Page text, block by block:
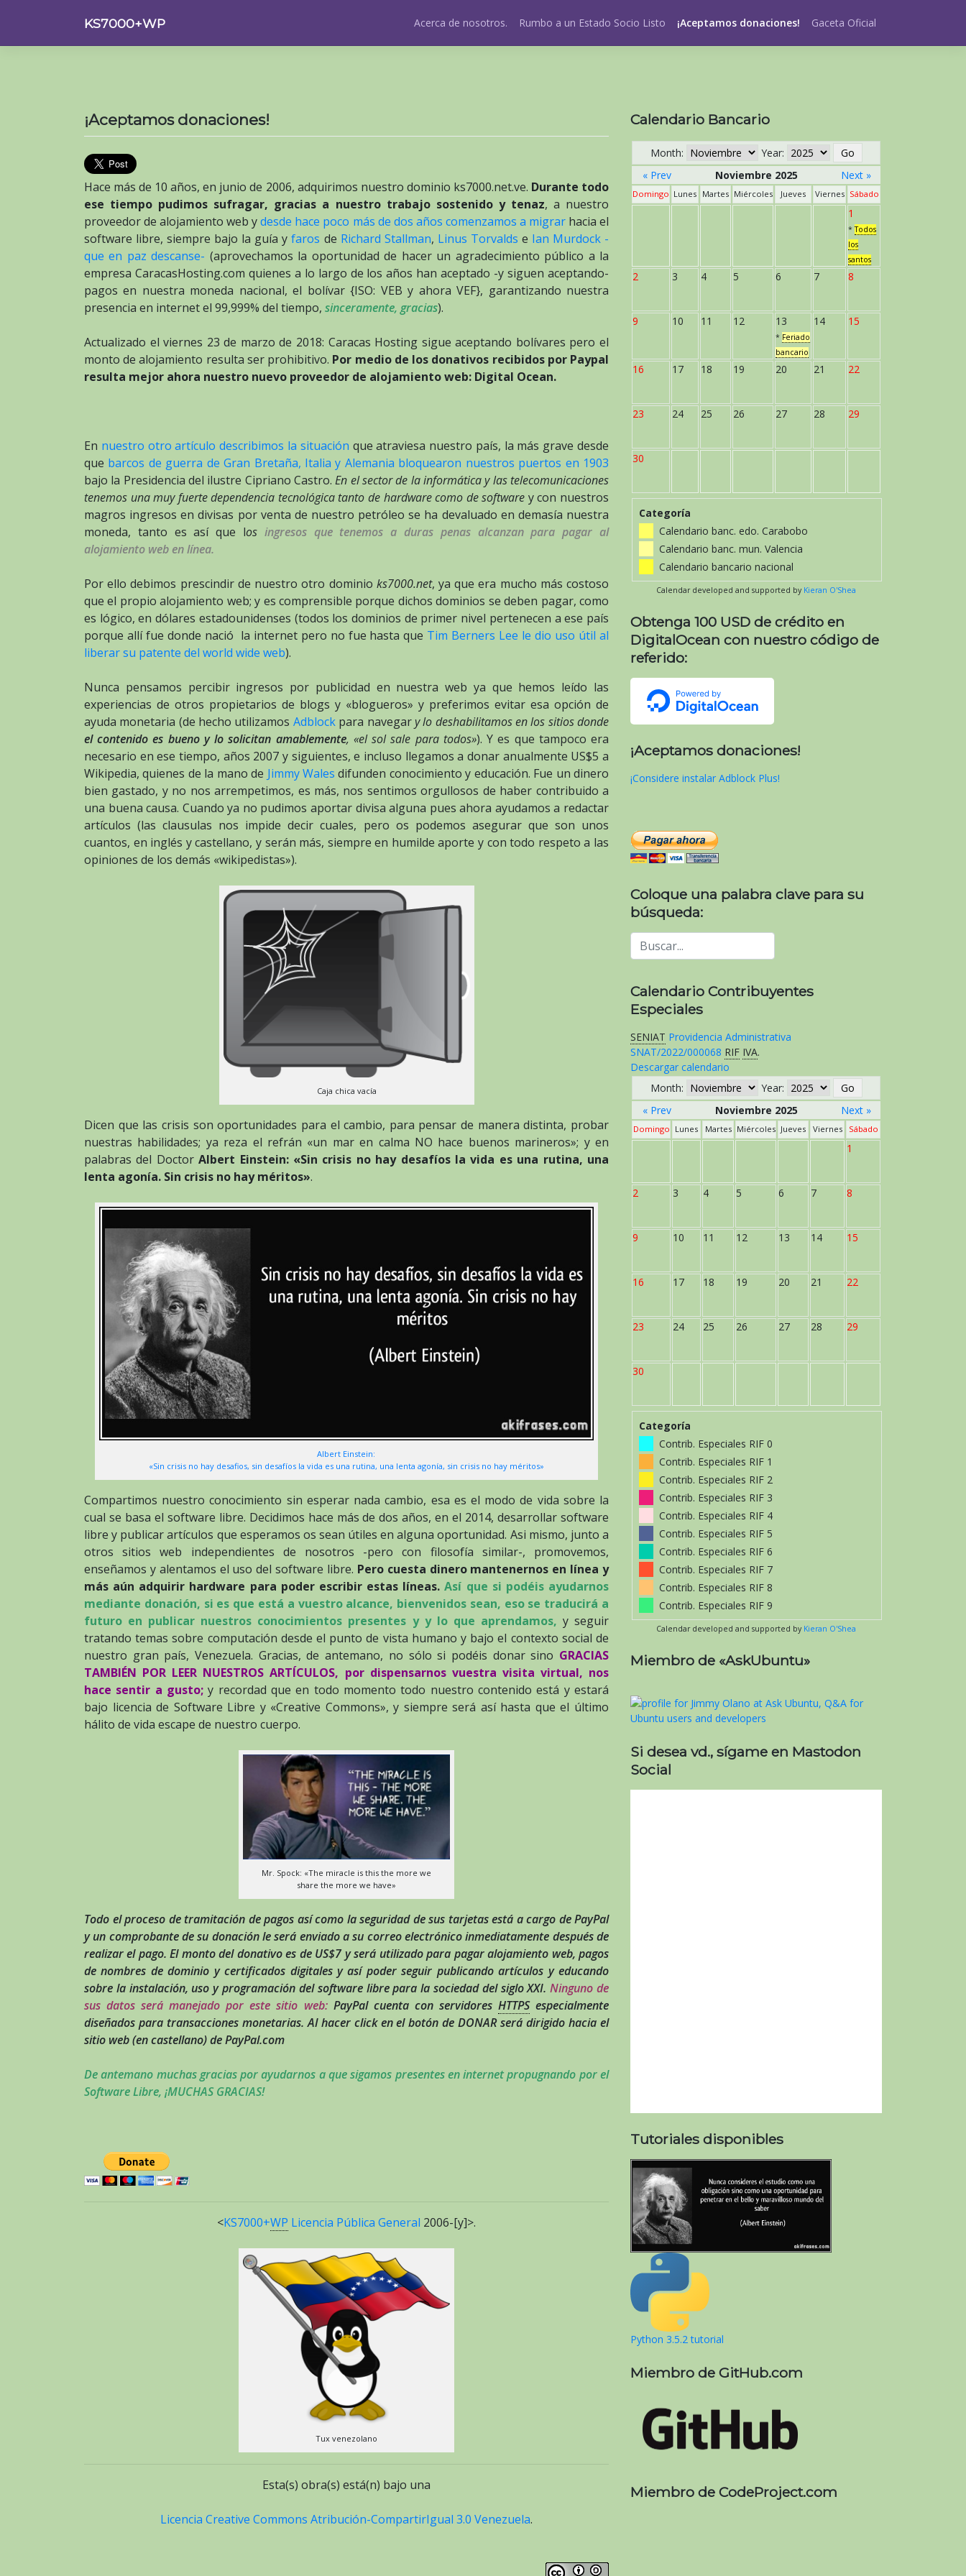
contenido
KS7000+WP Acerca de nosotros. Rumbo a un Estado Socio Listo ¡Aceptamos donaciones! Gaceta Oficial
¡Aceptamos donaciones!
Hace más de 10 años, en junio de 2006, adquirimos nuestro dominio ks7000.net.ve. Durante todo
ese tiempo pudimos sufragar, gracias a nuestro trabajo sostenido y tenaz, a nuestro
proveedor de alojamiento web ydesde hace poco más de dos años comenzamos a migrarhacia el
software libre, siempre bajo la guía yfaros de Richard Stallman, Linus Torvalds e Ian Murdock -
que en paz descanse- (aprovechamos la oportunidad de hacer un agradecimiento público a la
empresa CaracasHosting.com quienes a lo largo de los años han aceptado -y siguen aceptando-
pagos en nuestra moneda nacional, el bolívar {ISO: VEB y ahora VEF}, garantizando nuestra
presencia en internet el 99,999% del tiempo, sinceramente, gracias).
Actualizado el viernes 23 de marzo de 2018: Caracas Hosting sigue aceptando bolívares pero el
monto de alojamiento resulta ser prohibitivo. Por medio de los donativos recibidos por Paypal
resulta mejor ahora nuestro nuevo proveedor de alojamiento web: Digital Ocean.
En nuestro otro artículo describimos la situación que atraviesa nuestro país, la más grave desde
que barcos de guerra de Gran Bretaña, Italia y Alemania bloquearon nuestros puertos en 1903
bajo la Presidencia del ilustre Cipriano Castro.En el sector de la informática y las telecomunicaciones
tenemos una muy fuerte dependencia tecnológica tanto de hardware como de software y con nuestros
magros ingresos en divisas por venta de nuestro petróleo se ha devaluado en demasía nuestra
moneda, tanto es así que los ingresos que tenemos a duras penas alcanzan para pagar al
alojamiento web en línea.
Por ello debimos prescindir de nuestro otro dominio ks7000.net, ya que era mucho más costoso
que el propio alojamiento web; y es comprensible porque dichos dominios se deben pagar, como
es lógico, en dólares estadounidenses (todos los dominios de primer nivel pertenecen a ese país
porque allí fue donde nació la internet pero no fue hasta que Tim Berners Lee le dio uso útil al
liberar su patente del world wide web).
Nunca pensamos percibir ingresos por publicidad en nuestra web ya que hemos leído las
experiencias de otros propietarios de blogs y «blogueros» y preferimos evitar esa opción de
ayuda monetaria (de hecho utilizamos Adblockpara navegary lo deshabilitamos en los sitios donde
el contenido es bueno y lo solicitan amablemente, «el sol sale para todos»). Y es que tampoco era
necesario en ese tiempo, años 2007 y siguientes, e incluso llegamos a donar anualmente US$5 a
Wikipedia, quienes de la mano de Jimmy Wales difunden conocimiento y educación. Fue un dinero
bien gastado, y no nos arrempetimos, es más, nos sentimos orgullosos de haber contribuido a
una buena causa. Cuando ya no pudimos aportar divisa alguna pues ahora ayudamos a redactar
artículos (las clausulas nos impide decir cuales, pero os podemos asegurar que son unos
cuantos, en inglés y castellano, y serán más, siempre en humilde aporte y con todo respeto a las
opiniones de los demás «wikipedistas»).
Caja chica vacía
Dicen que las crisis son oportunidades para el cambio, para pensar de manera distinta, probar
nuestras habilidades; ya reza el refrán «un mar en calma NO hace buenos marineros»; y en
palabras del DoctorAlbert Einstein: «Sin crisis no hay desafíos la vida es una rutina, una
lenta agonía. Sin crisis no hay méritos».
Albert Einstein:
«Sin crisis no hay desafios, sin desafíos la vida es una rutina, una lenta agonía, sin crisis no hay méritos»
Compartimos nuestro conocimiento sin esperar nada cambio, esa es el modo de vida sobre la
cual se basa el software libre. Decidimos hace más de dos años, en el 2014, desarrollar software
libre y publicar artículos que esperamos os sean útiles en alguna oportunidad. Asi mismo, junto a
otros sitios web independientes de nosotros -pero con filosofía similar-, promovemos,
enseñamos y alentamos el uso del software libre. Pero cuesta dinero mantenernos en línea y
más aún adquirir hardware para poder escribir estas líneas. Así que si podéis ayudarnos
mediante donación, si es que está a vuestro alcance, bienvenidos sean, eso se traducirá a
futuro en publicar nuestros conocimientos presentes y y lo que aprendamos, y seguir
tratando temas sobre computación desde el punto de vista humano y bajo el contexto social de
nuestro gran país, Venezuela. Gracias, de antemano, no sólo si podéis donar sino GRACIAS
TAMBIÉN POR LEER NUESTROS ARTÍCULOS, por dispensarnos vuestra visita virtual, nos
hace sentir a gusto;y recordad que en todo momento todo nuestro contenido está y estará
bajo licencia de Software Libre y «Creative Commons», y siempre será así hasta que el último
hálito de vida escape de nuestro cuerpo.
Mr. Spock: «The miracle is this the more we
share the more we have»
Todo el proceso de tramitación de pagos así como la seguridad de sus tarjetas está a cargo de PayPal
y un comprobante de su donación le será enviado a su correo electrónico inmediatamente después de
realizar el pago. El monto del donativo es de US$7 y será utilizado para pagar alojamiento web, pagos
de nombres de dominio y certificados digitales y así poder seguir publicando artículos y educando
sobre la instalación, uso y programación del software libre para la sociedad del siglo XXI.Ninguno de
sus datos será manejado por este sitio web:PayPal cuenta con servidores HTTPSespecialmente
diseñados para transacciones monetarias. Al hacer click en el botón de DONAR será dirigido hacia el
sitio web (en castellano) de PayPal.com
De antemano muchas gracias por ayudarnos a que sigamos presentes en internet propugnando por el
Software Libre, ¡MUCHAS GRACIAS!
<KS7000+WP Licencia Pública General 2006-[y]>.
Tux venezolano
Esta(s) obra(s) está(n) bajo una
Licencia Creative Commons Atribución-CompartirIgual 3.0 Venezuela.
Calendario Bancario
Month:
Year:
« Prev
Noviembre 2025 Next »
Domingo Lunes Martes Miércoles Jueves Viernes Sábado
1
*Todos
los
santos
2 3 4 5 6 7 8
9 10 11 12 13
* Feriado
bancario
14 15
16 17 18 19 20 21 22
23 24 25 26 27 28 29
30
Categoría
Calendario banc. edo. Carabobo
Calendario banc. mun. Valencia
Calendario bancario nacional
Calendar developed and supported by Kieran O'Shea
Obtenga 100 USD de crédito en
DigitalOcean con nuestro código de
referido:
¡Aceptamos donaciones!
¡Considere instalar Adblock Plus!
Coloque una palabra clave para su
búsqueda:
Calendario Contribuyentes
Especiales
SENIAT Providencia Administrativa
SNAT/2022/000068 RIF IVA.
Descargar calendario
Month:
Year:
« Prev
Noviembre 2025 Next »
Domingo Lunes Martes Miércoles Jueves Viernes Sábado
1
2 3 4 5 6 7 8
9 10 11 12 13 14 15
16 17 18 19 20 21 22
23 24 25 26 27 28 29
30
Categoría
Contrib. Especiales RIF 0
Contrib. Especiales RIF 1
Contrib. Especiales RIF 2
Contrib. Especiales RIF 3
Contrib. Especiales RIF 4
Contrib. Especiales RIF 5
Contrib. Especiales RIF 6
Contrib. Especiales RIF 7
Contrib. Especiales RIF 8
Contrib. Especiales RIF 9
Calendar developed and supported by Kieran O'Shea
Miembro de «AskUbuntu»
Si desea vd., sígame en Mastodon
Social
Tutoriales disponibles
Python 3.5.2 tutorial
Miembro de GitHub.com
Miembro de CodeProject.com